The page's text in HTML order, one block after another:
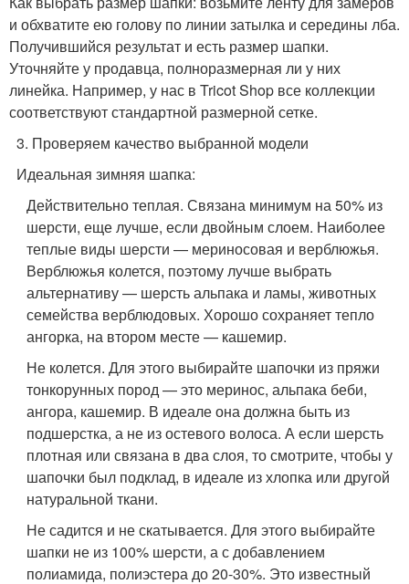
и обхватите ею голову по линии затылка и середины лба.
Получившийся результат и есть размер шапки.
Уточняйте у продавца, полноразмерная ли у них
линейка. Например, у нас в Tricot Shop все коллекции
соответствуют стандартной размерной сетке.
3. Проверяем качество выбранной модели
Идеальная зимняя шапка:
Действительно теплая. Связана минимум на 50% из
шерсти, еще лучше, если двойным слоем. Наиболее
теплые виды шерсти — мериносовая и верблюжья.
Верблюжья колется, поэтому лучше выбрать
альтернативу — шерсть альпака и ламы, животных
семейства верблюдовых. Хорошо сохраняет тепло
ангорка, на втором месте — кашемир.
Не колется. Для этого выбирайте шапочки из пряжи
тонкорунных пород — это меринос, альпака беби,
ангора, кашемир. В идеале она должна быть из
подшерстка, а не из остевого волоса. А если шерсть
плотная или связана в два слоя, то смотрите, чтобы у
шапочки был подклад, в идеале из хлопка или другой
натуральной ткани.
Не садится и не скатывается. Для этого выбирайте
шапки не из 100% шерсти, а с добавлением
полиамида, полиэстера до 20-30%. Это известный